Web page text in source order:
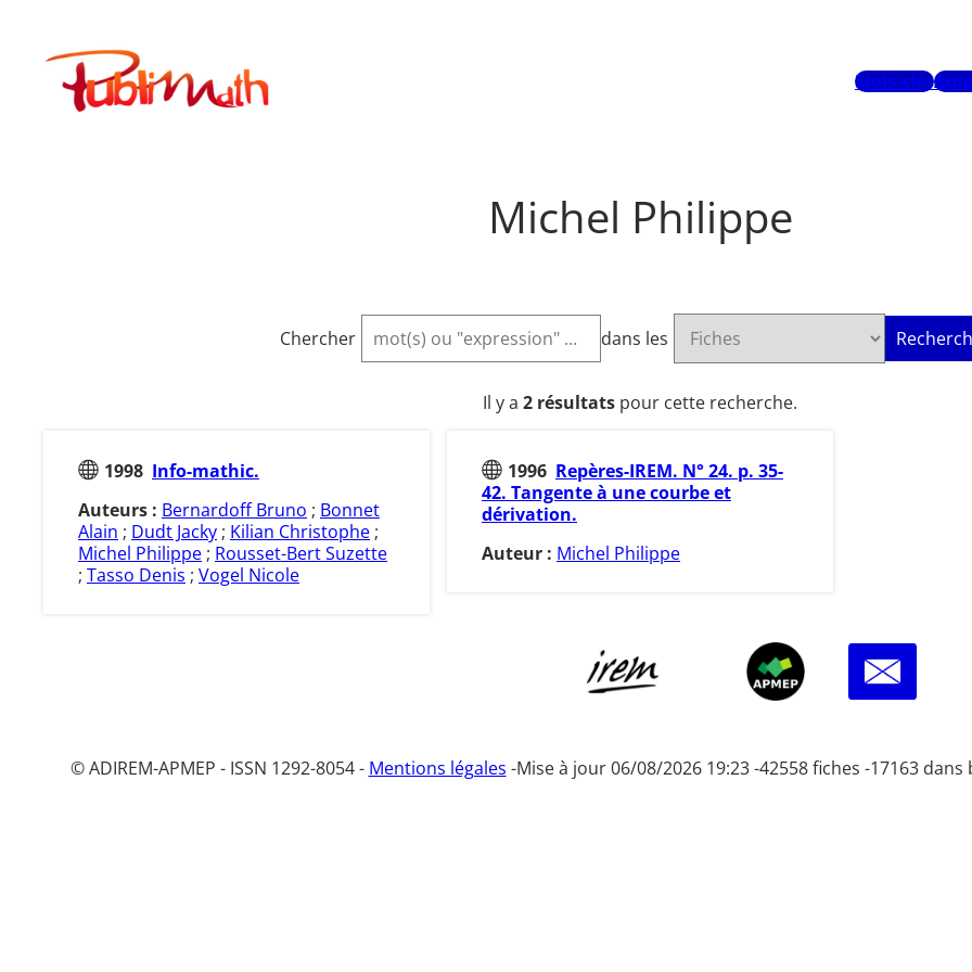
contenuPublimath
Mots-clés
Michel Philippe
Chercher dans les
Il y a 2 résultats pour cette recherche.
1998 Info-mathic.
Auteurs : Bernardoff Bruno ; Bonnet
Alain ; Dudt Jacky ; Kilian Christophe ;
Michel Philippe ; Rousset-Bert Suzette
; Tasso Denis ; Vogel Nicole
1996 Repères-IREM. N° 24. p. 35-
42. Tangente à une courbe et
dérivation.
Auteur : Michel Philippe
© ADIREM-APMEP - ISSN 1292-8054 - Mentions légales -Mise à jour 06/08/2026 19:23 -42558 fiches -17163